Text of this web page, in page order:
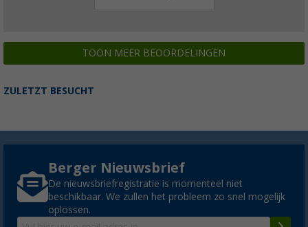
TOON MEER BEOORDELINGEN
ZULETZT BESUCHT
Berger Nieuwsbrief
De nieuwsbriefregistratie is momenteel niet
beschikbaar. We zullen het probleem zo snel mogelijk
oplossen.